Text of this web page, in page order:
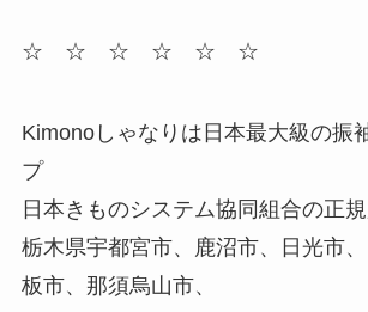
☆ ☆ ☆ ☆ ☆ ☆
Kimonoしゃなりは日本最大級の振
プ
日本きものシステム協同組合の正
栃木県宇都宮市、鹿沼市、日光市
板市、那須烏山市、